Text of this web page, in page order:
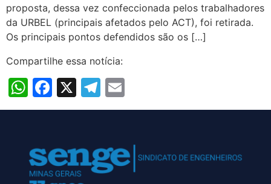
proposta, dessa vez confeccionada pelos trabalhadores
da URBEL (principais afetados pelo ACT), foi retirada.
Os principais pontos defendidos são os […]
Compartilhe essa notícia:
WhatsApp
Facebook
X Telegram